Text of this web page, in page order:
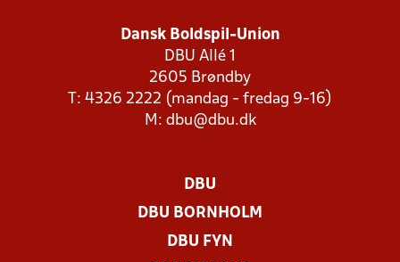
Dansk Boldspil-Union
DBU Allé 1
2605 Brøndby
T: 4326 2222 (mandag - fredag 9-16)
M: dbu@dbu.dk
DBU
DBU BORNHOLM
DBU FYN